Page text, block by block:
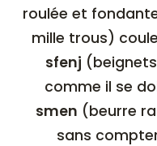
roulée et
mille trous)
sfenj
comme il se
smen (beurre
sans